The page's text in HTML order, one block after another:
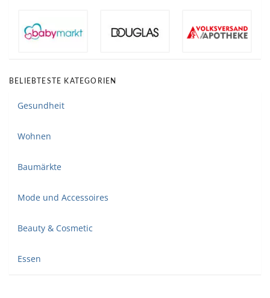
BELIEBTESTE KATEGORIEN
Gesundheit
Wohnen
Baumärkte
Mode und Accessoires
Beauty & Cosmetic
Essen